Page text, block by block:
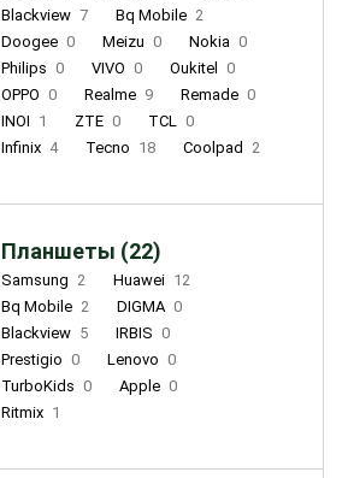
Blackview 7 Bq Mobile 2
Doogee 0 Meizu 0 Nokia 0
Philips 0 VIVO 0 Oukitel
0
OPPO 0 Realme 9 Remade 0
INOI 1 ZTE 0 TCL 0
Infinix 4 Tecno 18 Coolpad 2
Планшеты (22)
Samsung 2 Huawei 12
Bq Mobile 2 DIGMA 0
Blackview 5 IRBIS 0
Prestigio 0 Lenovo 0
TurboKids 0 Apple 0
Ritmix 1